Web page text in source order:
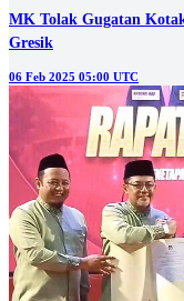
MK Tolak Gugatan
Gresik
06 Feb 2025 05:00 UTC